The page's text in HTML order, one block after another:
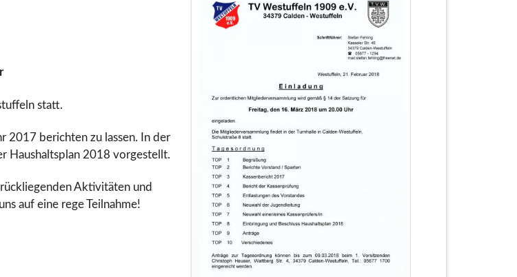
statt.
2017 berichten zu lassen. In der
Haushaltsplan 2018 vorgestellt.
Aktivitäten und
auf eine rege Teilnahme!